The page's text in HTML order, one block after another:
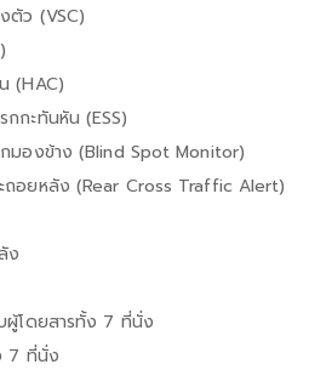
ตัว (VSC)
(HAC)
กะทันหัน (ESS)
มองข้าง (Blind Spot Monitor)
ถอยหลัง (Rear Cross Traffic Alert)
ง
ผู้โดยสารทั้ง 7 ที่นั่ง
7 ที่นั่ง